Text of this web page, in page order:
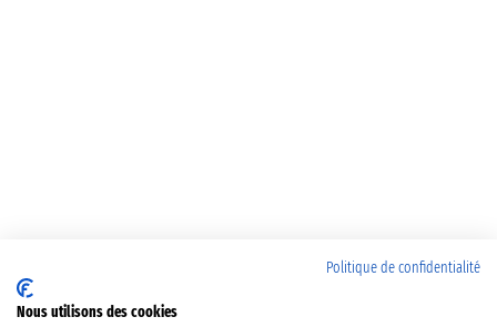
Politique de confidentialité
Nous utilisons des cookies